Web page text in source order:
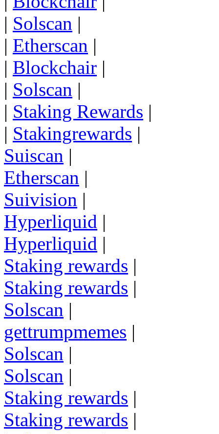
| Solscan |
| Etherscan |
| Blockchair |
| Solscan |
| Staking Rewards |
| Stakingrewards |
Suiscan |
Etherscan |
Suivision |
Hyperliquid |
Hyperliquid |
Staking rewards |
Staking rewards |
Solscan |
gettrumpmemes |
Solscan |
Solscan |
Staking rewards |
Staking rewards |